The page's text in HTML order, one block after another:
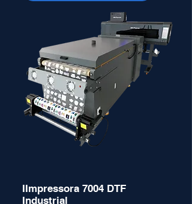
IImpressora 7004 DTF
Industrial